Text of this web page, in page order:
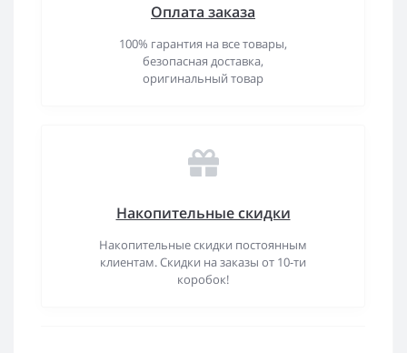
Оплата заказа
100% гарантия на все товары,
безопасная доставка,
оригинальный товар
Накопительные скидки
Накопительные скидки постоянным
клиентам. Скидки на заказы от 10-ти
коробок!